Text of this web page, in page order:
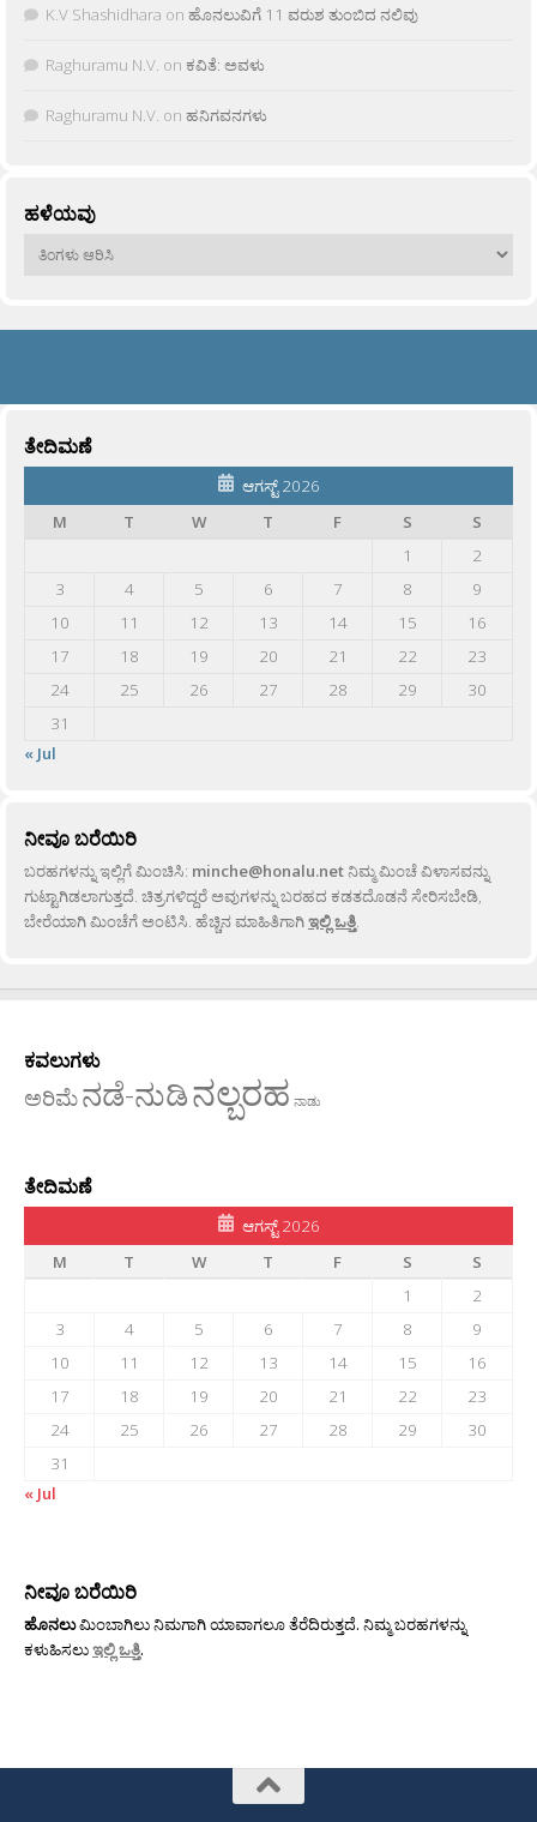
K.V Shashidhara on ಹೊನಲುವಿಗೆ 11 ವರುಶ ತುಂಬಿದ ನಲಿವು
Raghuramu N.V. on ಕವಿತೆ: ಅವಳು
Raghuramu N.V. on ಹನಿಗವನಗಳು
ಹಳೆಯವು
ಹಳೆಯವು
ತೇದಿಮಣೆ
ಆಗಸ್ಟ್ 2026
M
T W T F S
S
1
2
3
4 5 6 7 8
9
10
11 12 13 14 15
16
17
18 19 20 21 22
23
24
25 26 27 28 29
30
31
« Jul
ನೀವೂ ಬರೆಯಿರಿ
ಬರಹಗಳನ್ನು ಇಲ್ಲಿಗೆ ಮಿಂಚಿಸಿ: minche@honalu.netನಿಮ್ಮ ಮಿಂಚೆ ವಿಳಾಸವನ್ನು
ಗುಟ್ಟಾಗಿಡಲಾಗುತ್ತದೆ. ಚಿತ್ರಗಳಿದ್ದರೆ ಅವುಗಳನ್ನು ಬರಹದ ಕಡತದೊಡನೆ ಸೇರಿಸಬೇಡಿ,
ಬೇರೆಯಾಗಿ ಮಿಂಚೆಗೆ ಅಂಟಿಸಿ. ಹೆಚ್ಚಿನ ಮಾಹಿತಿಗಾಗಿಇಲ್ಲಿ ಒತ್ತಿ.
ಕವಲುಗಳು
ಅರಿಮೆನಡೆ-ನುಡಿನಲ್ಬರಹ ನಾಡು
ತೇದಿಮಣೆ
ಆಗಸ್ಟ್ 2026
M
T W T F S
S
1
2
3
4 5 6 7 8
9
10
11 12 13 14 15
16
17
18 19 20 21 22
23
24
25 26 27 28 29
30
31
« Jul
ನೀವೂ ಬರೆಯಿರಿ
ಹೊನಲುಮಿಂಬಾಗಿಲು ನಿಮಗಾಗಿ ಯಾವಾಗಲೂ ತೆರೆದಿರುತ್ತದೆ. ನಿಮ್ಮ ಬರಹಗಳನ್ನು
ಕಳುಹಿಸಲುಇಲ್ಲಿ ಒತ್ತಿ.